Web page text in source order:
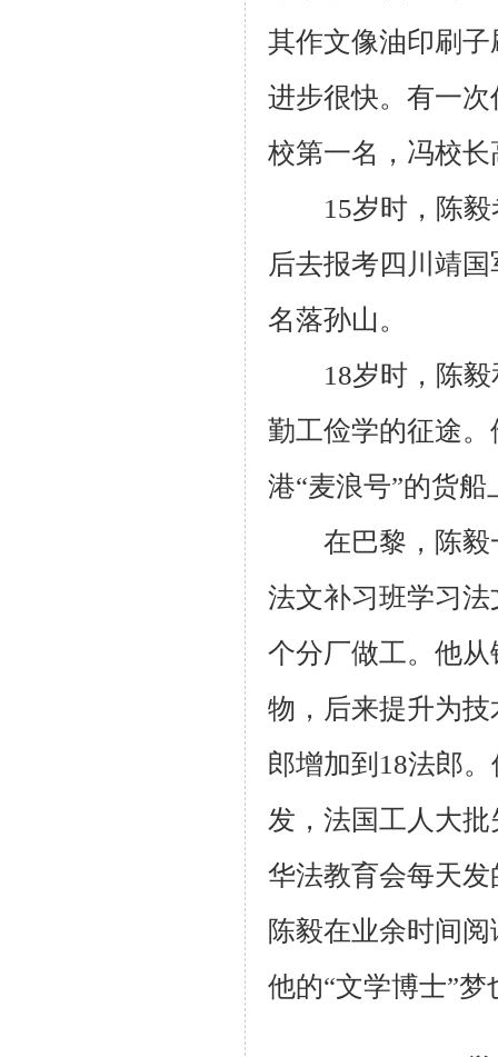
其作文像油印刷
进步很快。有一
校第一名，冯校
15岁时，陈毅
后去报考四川靖
名落孙山。
18岁时，陈毅
勤工俭学的征途
港“麦浪号”的货
在巴黎，陈毅
法文补习班学习
个分厂做工。他
物，后来提升为
郎增加到18法郎
发，法国工人大
华法教育会每天
陈毅在业余时间
他的“文学博士”